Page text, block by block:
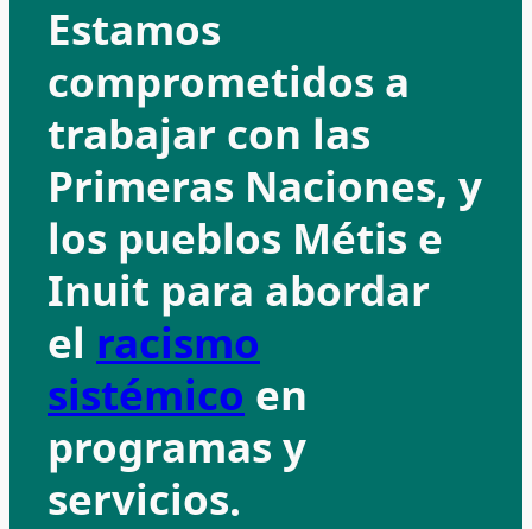
Estamos
comprometidos a
trabajar con las
Primeras Naciones, y
los pueblos Métis e
Inuit para abordar
el racismo
sistémico en
programas y
servicios.